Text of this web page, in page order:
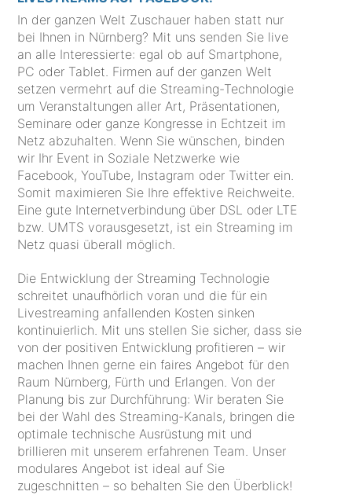
In der ganzen Welt Zuschauer haben statt nur
bei Ihnen in Nürnberg? Mit uns senden Sie live
an alle Interessierte: egal ob auf Smartphone,
PC oder Tablet. Firmen auf der ganzen Welt
setzen vermehrt auf die Streaming-Technologie
um Veranstaltungen aller Art, Präsentationen,
Seminare oder ganze Kongresse in Echtzeit im
Netz abzuhalten. Wenn Sie wünschen, binden
wir Ihr Event in Soziale Netzwerke wie
Facebook, YouTube, Instagram oder Twitter ein.
Somit maximieren Sie Ihre effektive Reichweite.
Eine gute Internetverbindung über DSL oder LTE
bzw. UMTS vorausgesetzt, ist ein Streaming im
Netz quasi überall möglich.
Die Entwicklung der Streaming Technologie
schreitet unaufhörlich voran und die für ein
Livestreaming anfallenden Kosten sinken
kontinuierlich. Mit uns stellen Sie sicher, dass sie
von der positiven Entwicklung profitieren – wir
machen Ihnen gerne ein faires Angebot für den
Raum Nürnberg, Fürth und Erlangen. Von der
Planung bis zur Durchführung: Wir beraten Sie
bei der Wahl des Streaming-Kanals, bringen die
optimale technische Ausrüstung mit und
brillieren mit unserem erfahrenen Team. Unser
modulares Angebot ist ideal auf Sie
zugeschnitten – so behalten Sie den Überblick!